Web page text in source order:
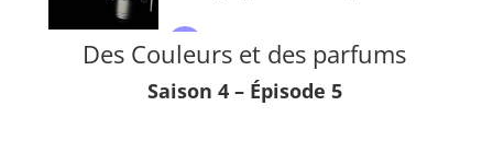
Des Couleurs et des parfums
Saison 4 – Épisode 5